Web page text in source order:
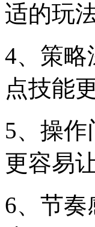
适的玩法
4、策略
点技能
5、操
更容易
6、节